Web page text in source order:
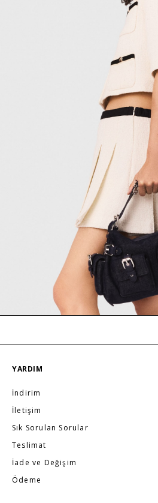
YARDIM
İndirim
İletişim
Sık Sorulan Sorular
Teslimat
İade ve Değişim
Ödeme